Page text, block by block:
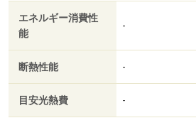
エネルギー消費性
能
-
断熱性能 -
目安光熱費 -